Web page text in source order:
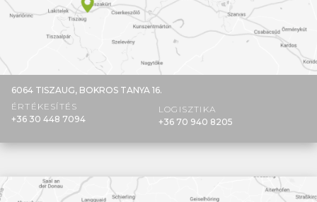
6064 TISZAUG, BOKROS TANYA 16.
ÉRTÉKESÍTÉS
+36 30 448 7094
LOGISZTIKA
+36 70 940 8205